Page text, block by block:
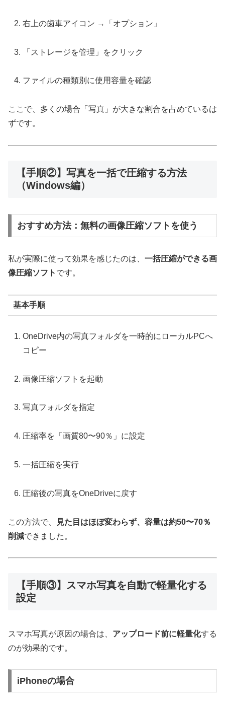
右上の歯車アイコン →「オプション」
「ストレージを管理」をクリック
ファイルの種類別に使用容量を確認
ここで、多くの場合「写真」が大きな割合を占めているは
ずです。
【手順②】写真を一括で圧縮する方法
（Windows編）
おすすめ方法：無料の画像圧縮ソフトを使う
私が実際に使って効果を感じたのは、 一括圧縮ができる画
像圧縮ソフト です。
基本手順
OneDrive内の写真フォルダを一時的にローカルPCへ
コピー
画像圧縮ソフトを起動
写真フォルダを指定
圧縮率を「画質80〜90％」に設定
一括圧縮を実行
圧縮後の写真をOneDriveに戻す
この方法で、
見た目はほぼ変わらず、容量は約50〜70％
削減できました。
【手順③】スマホ写真を自動で軽量化する
設定
スマホ写真が原因の場合は、 アップロード前に軽量化する
のが効果的です。
iPhoneの場合